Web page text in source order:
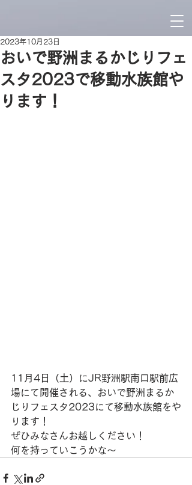
おいで野洲まるかじりフェ
スタ2023で移動水族館や
ります！
2023年10月23日
11月4日（土）にJR野洲駅南口駅前広
場にて開催される、おいで野洲まるか
じりフェスタ2023にて移動水族館をや
ります！
ぜひみなさんお越しください！
何を持っていこうかな〜